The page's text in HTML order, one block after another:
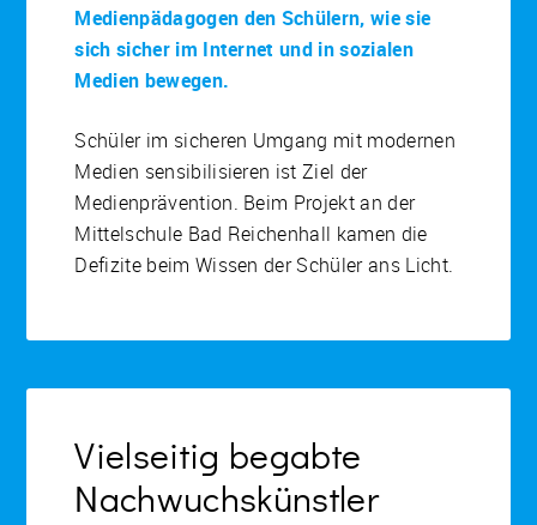
Schüler im sicheren Umgang mit modernen
Medien sensibilisieren ist Ziel der
Medienprävention. Beim Projekt an der
Mittelschule Bad Reichenhall kamen die
Defizite beim Wissen der Schüler ans Licht.
Vielseitig begabte
Nachwuchskünstler